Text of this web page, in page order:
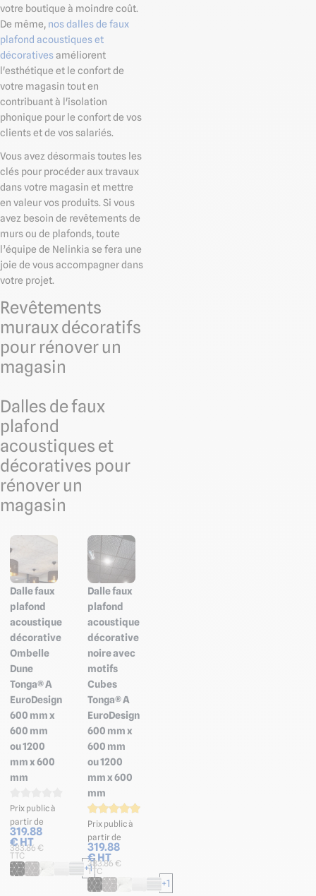
votre boutique à moindre coût.
De même, nos dalles de faux
plafond acoustiques et
décorativesaméliorent
l'esthétique et le confort de
votre magasin tout en
contribuant à l'isolation
phonique pour le confort de vos
clients et de vos salariés.
Vous avez désormais toutes les
clés pour procéder aux travaux
dans votre magasin et mettre
en valeur vos produits. Si vous
avez besoin de revêtements de
murs ou de plafonds, toute
l’équipe de Nelinkia se fera une
joie de vous accompagner dans
votre projet.
Revêtements
muraux décoratifs
pour rénover un
magasin
Dalles de faux
plafond
acoustiques et
décoratives pour
rénover un
magasin
Dalle faux
plafond
acoustique
décorative
Ombelle
Dune
Tonga® A
EuroDesign
600 mm x
600 mm
ou 1200
mm x 600
mm
Prix public à
partir de
319.88
€ HT
383.86 €
TTC
+1
Dalle faux
plafond
acoustique
décorative
noire avec
motifs
Cubes
Tonga® A
EuroDesign
600 mm x
600 mm
ou 1200
mm x 600
mm
Prix public à
partir de
319.88
€ HT
383.86 €
TTC
+1